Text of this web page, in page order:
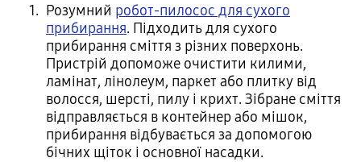
Розумний робот-пилосос для сухого
прибирання. Підходить для сухого
прибирання сміття з різних поверхонь.
Пристрій допоможе очистити килими,
ламінат, лінолеум, паркет або плитку від
волосся, шерсті, пилу і крихт. Зібране сміття
відправляється в контейнер або мішок,
прибирання відбувається за допомогою
бічних щіток і основної насадки.